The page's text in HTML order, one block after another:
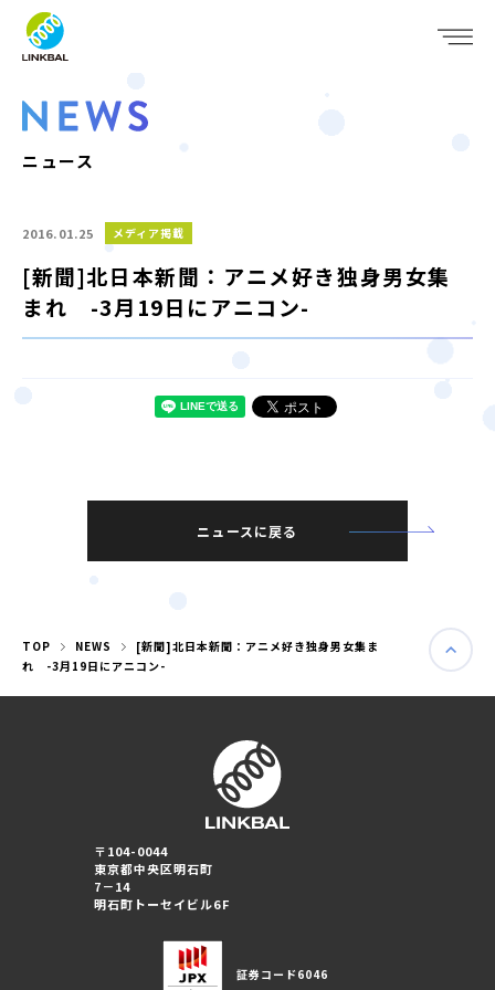
WHO WE ARE
SERVICE
IR
RECRUIT
婚活パーティー（東京）
婚活パーティー（大阪）
PRIVACY POLICY
JP
ニュース
2016.01.25 メディア掲載
[新聞]北日本新聞：アニメ好き独身男女集
まれ -3月19日にアニコン-
ニュースに戻る
TOP NEWS
[新聞]北日本新聞：アニメ好き独身男女集ま
れ -3月19日にアニコン-
〒104-0044
東京都中央区明石町
7－14
明石町トーセイビル6F
証券コード6046